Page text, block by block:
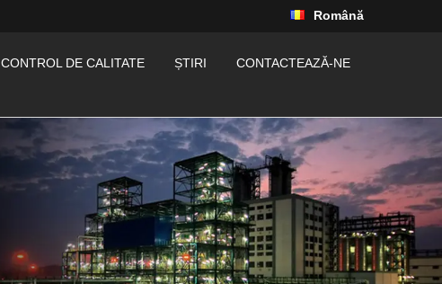
Română
CONTROL DE CALITATE ȘTIRI CONTACTEAZĂ-NE